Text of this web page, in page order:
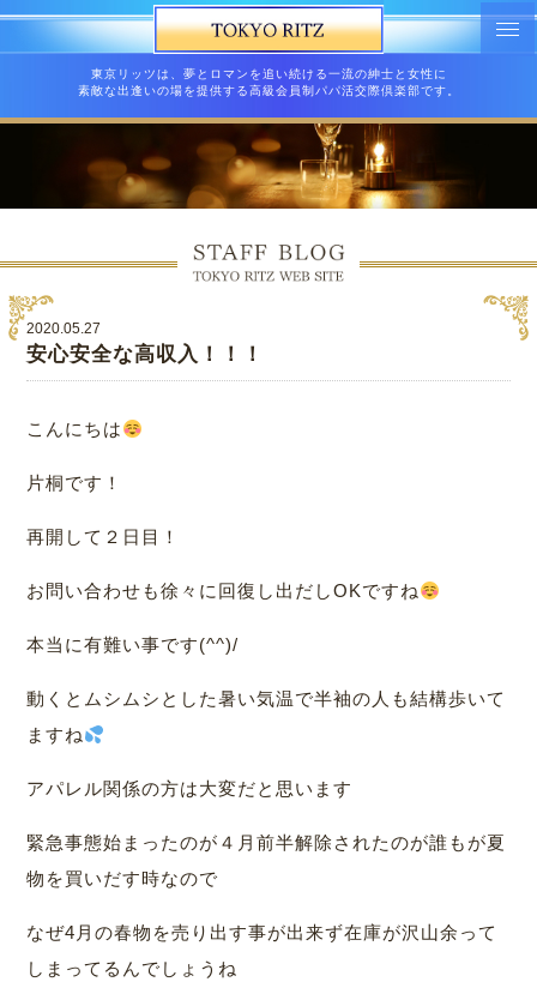
東京リッツは、夢とロマンを追い続ける一流の紳士と女性に
素敵な出逢いの場を提供する高級会員制パパ活交際倶楽部です。
2020.05.27
安心安全な高収入！！！
こんにちは
片桐です！
再開して２日目！
お問い合わせも徐々に回復し出だしOKですね
本当に有難い事です(^^)/
動くとムシムシとした暑い気温で半袖の人も結構歩いて
ますね
アパレル関係の方は大変だと思います
緊急事態始まったのが４月前半解除されたのが誰もが夏
物を買いだす時なので
なぜ4月の春物を売り出す事が出来ず在庫が沢山余って
しまってるんでしょうね